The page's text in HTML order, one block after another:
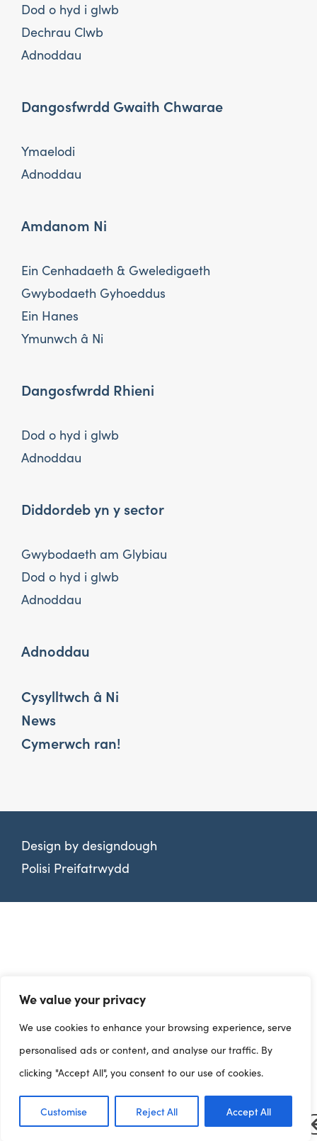
We value your privacy
We use cookies to enhance your browsing experience, serve
personalised ads or content, and analyse our traffic. By
clicking "Accept All", you consent to our use of cookies.
Customise Reject All Accept All
Dangosfyrddau
Dod o hyd i glwb
Dechrau Clwb
Adnoddau
Dangosfwrdd Gwaith Chwarae
Ymaelodi
Adnoddau
Amdanom Ni
Ein Cenhadaeth & Gweledigaeth
Gwybodaeth Gyhoeddus
Ein Hanes
Ymunwch â Ni
Dangosfwrdd Rhieni
Dod o hyd i glwb
Adnoddau
Diddordeb yn y sector
Gwybodaeth am Glybiau
Dod o hyd i glwb
Adnoddau
Adnoddau
Cysylltwch â Ni
News
Cymerwch ran!
Design by designdough
Polisi Preifatrwydd